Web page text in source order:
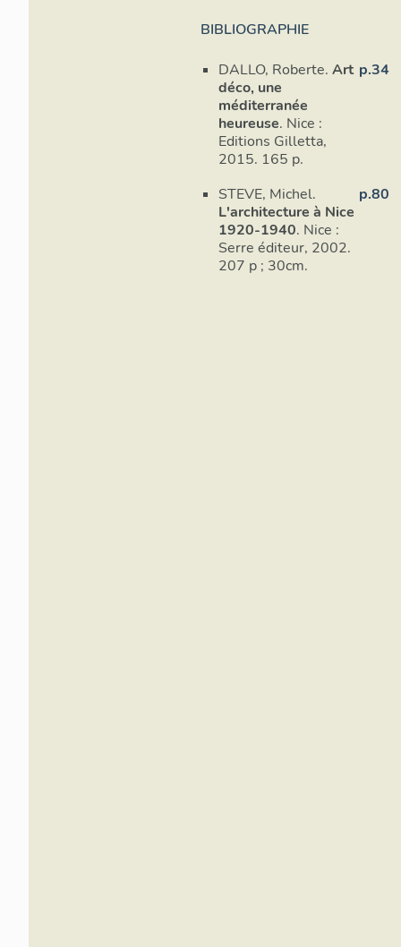
Image non
consultable
BIBLIOGRAPHIE
DALLO, Roberte. Art
déco, une
méditerranée
heureuse. Nice :
Editions Gilletta,
2015. 165 p.
p.34
STEVE, Michel.
L'architecture à Nice
1920-1940. Nice :
Serre éditeur, 2002.
207 p ; 30cm.
p.80